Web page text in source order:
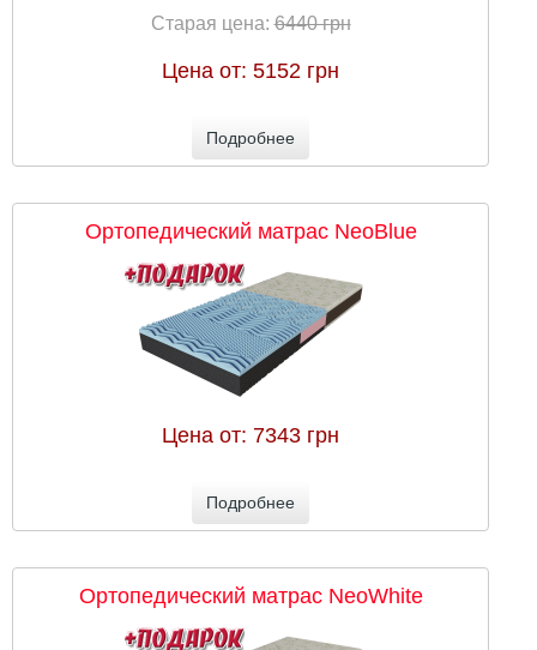
Старая цена:6440 грн
Цена от:5152 грн
Подробнее
Ортопедический матрас NeoBlue
Цена от: 7343 грн
Подробнее
Ортопедический матрас NeoWhite